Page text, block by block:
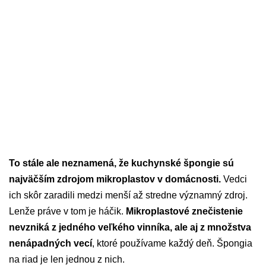
To stále ale neznamená, že kuchynské špongie sú
najväčším zdrojom mikroplastov v domácnosti. Vedci
ich skôr zaradili medzi menší až stredne významný zdroj.
Lenže práve v tom je háčik. Mikroplastové znečistenie
nevzniká z jedného veľkého vinníka, ale aj z množstva
nenápadných vecí, ktoré používame každý deň. Špongia
na riad je len jednou z nich.